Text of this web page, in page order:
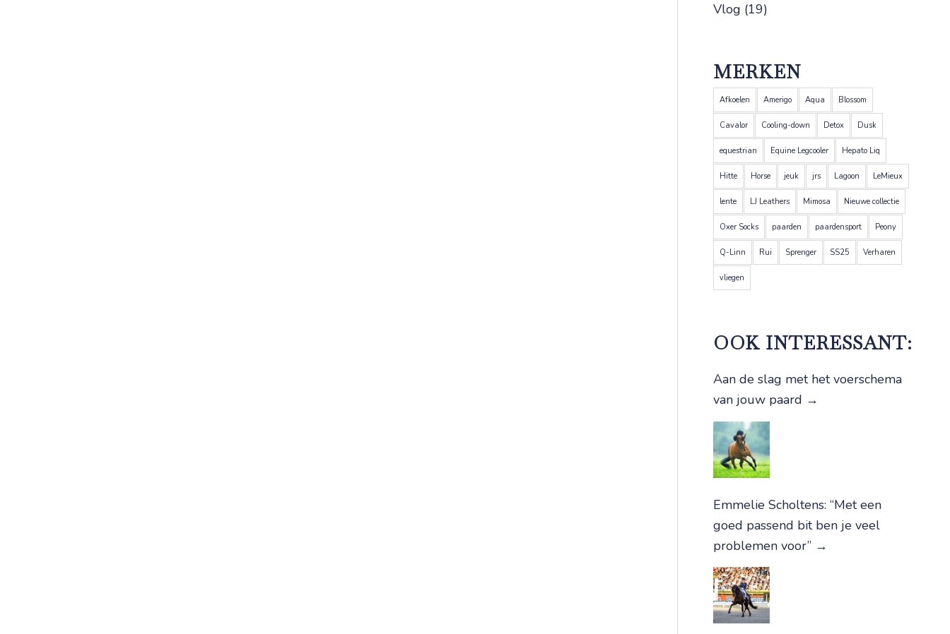
Vlog (19)
MERKEN
Afkoelen Amerigo Aqua Blossom
Cavalor Cooling-down Detox Dusk
equestrian Equine Legcooler Hepato Liq
Hitte Horse jeuk jrs Lagoon LeMieux
lente LJ Leathers Mimosa Nieuwe collectie
Oxer Socks paarden paardensport Peony
Q-Linn Rui Sprenger SS25 Verharen
vliegen
OOK INTERESSANT:
Aan de slag met het voerschema
van jouw paard →
Emmelie Scholtens: “Met een
goed passend bit ben je veel
problemen voor” →